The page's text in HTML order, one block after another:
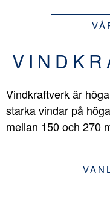
Vindkraftverk är
starka vindar på
mellan 150 och 270